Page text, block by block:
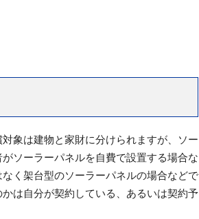
象は建物と家財に分けられますが、ソー
ソーラーパネルを自費で設置する場合な
く架台型のソーラーパネルの場合などで
は自分が契約している、あるいは契約予